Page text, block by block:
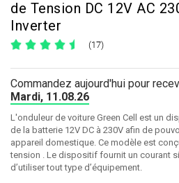
de Tension DC 12V AC
Inverter
(17)
Commandez aujourd'hui pour
Mardi, 11.08.26
L'onduleur de voiture Green Cell est un
de la batterie 12V DC à 230V afin de
appareil domestique. Ce modèle est
tension . Le dispositif fournit un courant
d’utiliser tout type d’équipement.